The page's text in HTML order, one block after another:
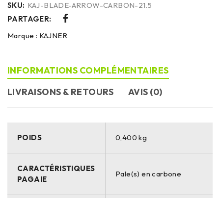
SKU: KAJ-BLADE-ARROW-CARBON-21.5
PARTAGER:
Marque : KAJNER
INFORMATIONS COMPLÉMENTAIRES
LIVRAISONS & RETOURS
AVIS (0)
POIDS 0,400 kg
CARACTÉRISTIQUES
PAGAIE
Pale(s) en carbone